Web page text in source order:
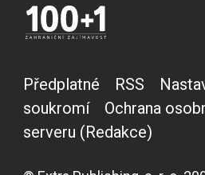
Předplatné RSS
soukromí
Ochrana
serveru (Redakce)